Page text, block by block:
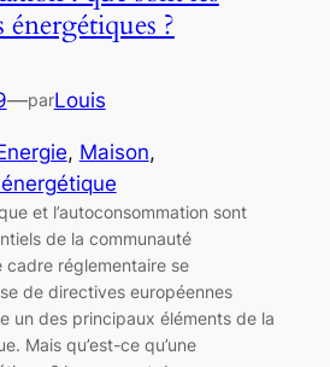
?
—parLouis
, Maison
et l’autoconsommation sont
de la communauté
réglementaire se
de directives européennes
un des principaux éléments de la
Mais qu’est-ce qu’une